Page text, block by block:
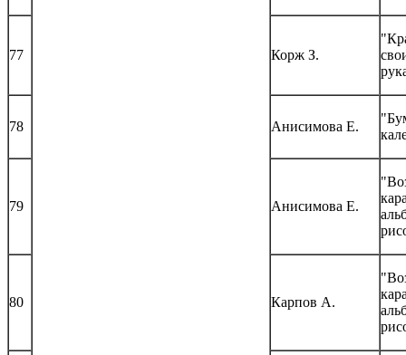
77 Корж З.
78 Анисимова Е.
79 Анисимова Е.
80 Карпов А.